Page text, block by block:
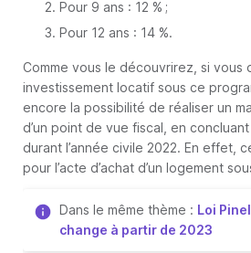
Pour 9 ans : 12 % ;
Pour 12 ans : 14 %.
Comme vous le découvrirez, si vous
investissement locatif sous ce
encore la possibilité de réaliser un
d’un point de vue fiscal, en
durant l’année civile 2022. En effet,
pour l’acte d’achat d’un logement
Dans le même thème : Loi
change à partir de 2023